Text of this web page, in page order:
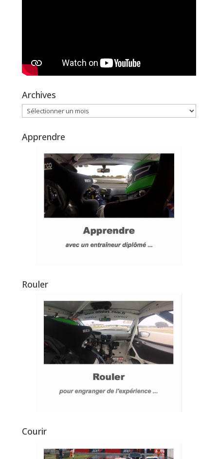
Archives
Archives
Apprendre
Rouler
Courir